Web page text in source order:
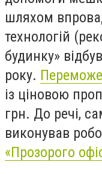
шляхом
технологій
будинку»
року.
із ціновою
грн. До речі,
виконував
«Прозорого